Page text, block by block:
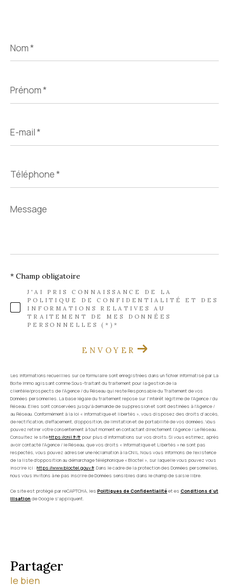
*
*
mail
*
*
Message
*
J'AI PRIS CONNAISSANCE DE LA
POLITIQUE DE CONFIDENTIALITÉ ET DES
INFORMATIONS RELATIVES AU
TRAITEMENT DE MES DONNÉES
PERSONNELLES (*)*
* Champ obligatoire
ENVOYER
Les informations recueillies sur ce formulaire sont enregistrées dans un fichier informatisé par La
Boite Immo agissant comme Sous-traitant du traitement pour la gestion de la
clientèle/prospects de l'Agence / du Réseau qui reste Responsable du Traitement de vos
Données personnelles. La base légale du traitement repose sur l'intérêt légitime de l'Agence / du
Réseau. Elles sont conservées jusqu'à demande de suppression et sont destinées à l'Agence /
au Réseau. Conformément à la loi « informatique et libertés », vous disposez des droits d’accès,
de rectification, d’effacement, d’opposition, de limitation et de portabilité de vos données. Vous
pouvez retirer votre consentement à tout moment en contactant directement l’Agence / Le Réseau.
Consultez le sitehttps://cnil.fr/fr pour plus d’informations sur vos droits. Si vous estimez, après
avoir contacté l'Agence / le Réseau, que vos droits « Informatique et Libertés » ne sont pas
respectés, vous pouvez adresser une réclamation à la CNIL. Nous vous informons de l’existence
de la liste d'opposition au démarchage téléphonique « Bloctel », sur laquelle vous pouvez vous
inscrire ici : https://www.bloctel.gouv.fr. Dans le cadre de la protection des Données personnelles,
nous vous invitons à ne pas inscrire de Données sensibles dans le champ de saisie libre.
Ce site est protégé par reCAPTCHA, les Politiques de Confidentialitéet es Conditions d'ut
ilisation de Google s'appliquent.
partager
le bien